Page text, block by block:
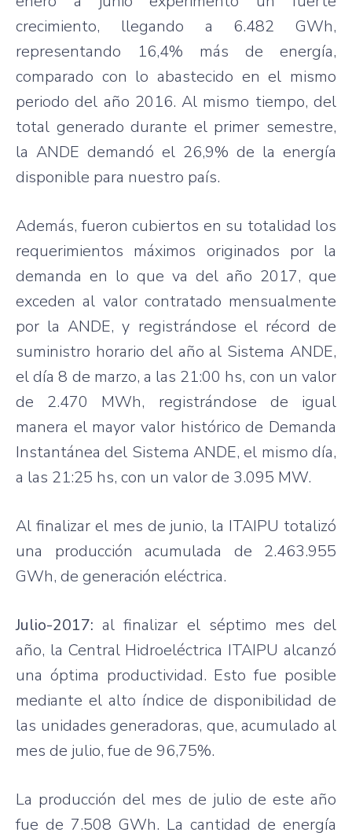
crecimiento, llegando a 6.482 GWh,
representando 16,4% más de energía,
comparado con lo abastecido en el mismo
periodo del año 2016. Al mismo tiempo, del
total generado durante el primer semestre,
la ANDE demandó el 26,9% de la energía
disponible para nuestro país.
Además, fueron cubiertos en su totalidad los
requerimientos máximos originados por la
demanda en lo que va del año 2017, que
exceden al valor contratado mensualmente
por la ANDE, y registrándose el récord de
suministro horario del año al Sistema ANDE,
el día 8 de marzo, a las 21:00 hs, con un valor
de 2.470 MWh, registrándose de igual
manera el mayor valor histórico de Demanda
Instantánea del Sistema ANDE, el mismo día,
a las 21:25 hs, con un valor de 3.095 MW.
Al finalizar el mes de junio, la ITAIPU totalizó
una producción acumulada de 2.463.955
GWh, de generación eléctrica.
Julio-2017: al finalizar el séptimo mes del
año, la Central Hidroeléctrica ITAIPU alcanzó
una óptima productividad. Esto fue posible
mediante el alto índice de disponibilidad de
las unidades generadoras, que, acumulado al
mes de julio, fue de 96,75%.
La producción del mes de julio de este año
fue de 7.508 GWh. La cantidad de energía